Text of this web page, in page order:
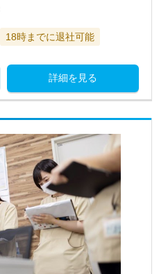
18時までに退社可能
詳細を見る